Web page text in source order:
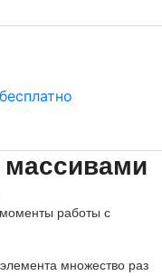
работы с
множество раз